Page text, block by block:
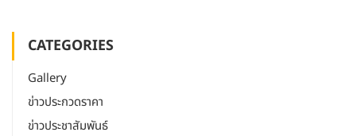
CATEGORIES
Gallery
ข่าวประกวดราคา
ข่าวประชาสัมพันธ์